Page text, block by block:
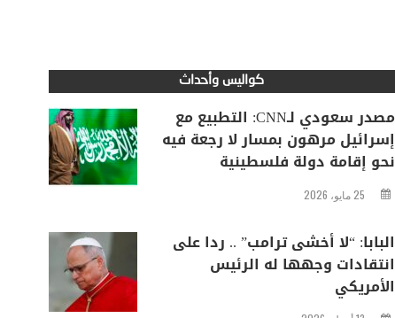
كواليس وأحداث
مصدر سعودي لـCNN: التطبيع مع
إسرائيل مرهون بمسار لا رجعة فيه
نحو إقامة دولة فلسطينية
25 مايو، 2026
البابا: “لا أخشى ترامب” .. ردا على
انتقادات وجهها له الرئيس
الأمريكي